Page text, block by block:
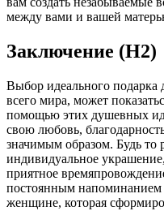
между вами и вашей
Заключение (H2)
Выбор идеального подарка
всего мира, может
помощью этих душевных
свою любовь,
значимым образом. Будь то
индивидуальное
приятное
постоянным напоминанием
женщине, которая